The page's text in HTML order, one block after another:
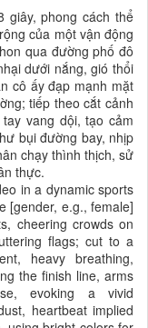
giây, phong cách thể
của một vận động
qua đường phố đô
dưới nắng, gió thổi
cô ấy đạp mạnh mặt
tiếp theo cắt cảnh
vang dội, tạo cảm
bụi đường bay, nhịp
chạy thình thịch, sử
thực.
in a dynamic sports
[gender, e.g., female]
cheering crowds on
flags; cut to a
heavy breathing,
the finish line, arms
evoking a vivid
heartbeat implied